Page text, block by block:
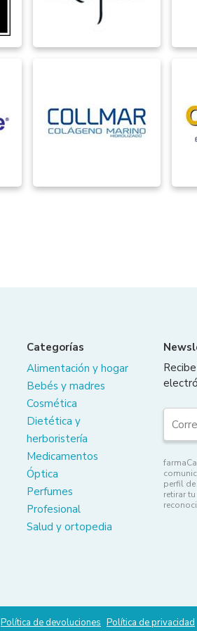
Categorías
Alimentación y hogar
Bebés y madres
Cosmética
Dietética y
herboristería
Medicamentos
Óptica
Perfumes
Profesional
Salud y ortopedia
perfil
retirar
Política de devoluciones Política de privacidad